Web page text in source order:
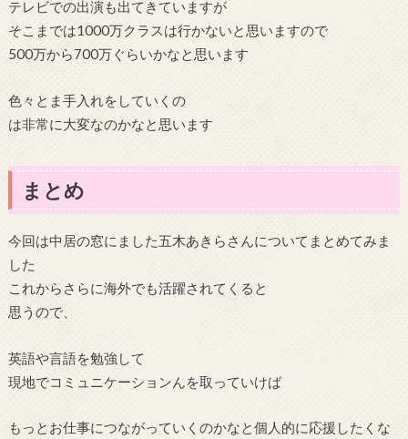
テレビでの出演も出てきていますが
そこまでは1000万クラスは行かないと思いますので
500万から700万ぐらいかなと思います
色々とま手入れをしていくの
は非常に大変なのかなと思います
まとめ
今回は中居の窓にました五木あきらさんについてまとめてみま
した
これからさらに海外でも活躍されてくると
思うので、
英語や言語を勉強して
現地でコミュニケーションんを取っていけば
もっとお仕事につながっていくのかなと個人的に応援したくな